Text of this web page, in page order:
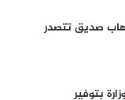
صديق تتصدر
بتوفير